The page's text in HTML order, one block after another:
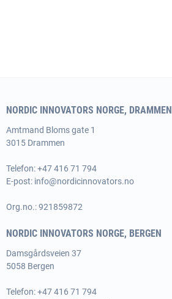
NORDIC INNOVATORS NORGE, DRAMMEN
Amtmand Bloms gate 1
3015 Drammen
Telefon: +47 416 71 794
E-post: info@nordicinnovators.no
Org.no.: 921859872
NORDIC INNOVATORS NORGE, BERGEN
Damsgårdsveien 37
5058 Bergen
Telefon: +47 416 71 794